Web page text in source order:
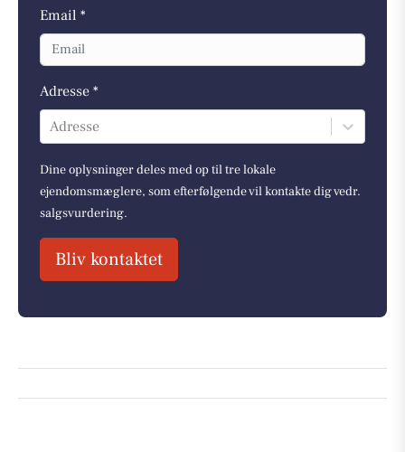
Email *
Adresse *
Adresse
Dine oplysninger deles med op til tre lokale
ejendomsmæglere, som efterfølgende vil kontakte dig vedr.
salgsvurdering.
Bliv kontaktet